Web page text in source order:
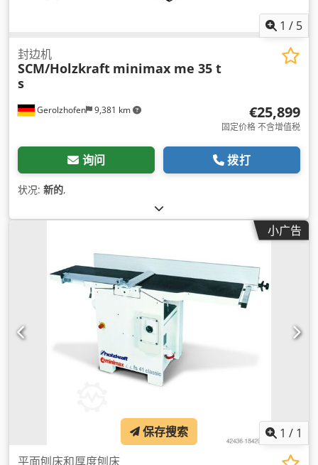
1 / 5
Gerolzhofen 9,381 km
封边机
SCM/Holzkraft minimax me 35 t
s
€25,899
固定价格 不含增值税
询问 拨打
状况: 新的,
小广告
1 / 1
平面刨床和厚度刨床
保存搜索